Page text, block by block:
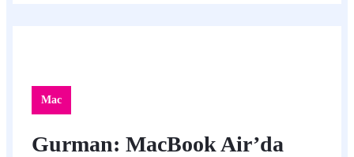
Mac
Gurman: MacBook Air’da